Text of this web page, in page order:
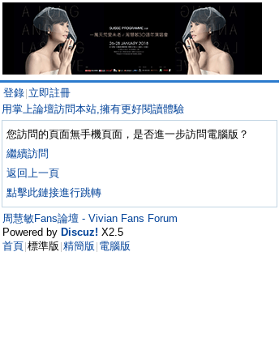
登錄 立即註冊
用掌上論壇訪問本站,擁有更好閱讀體驗
您訪問的頁面無手機頁面，是否進一步訪問電腦版？
繼續訪問
返回上一頁
點擊此鏈接進行跳轉
周慧敏Fans論壇 - Vivian Fans Forum
Powered by Discuz! X2.5
首頁 標準版 精簡版 電腦版